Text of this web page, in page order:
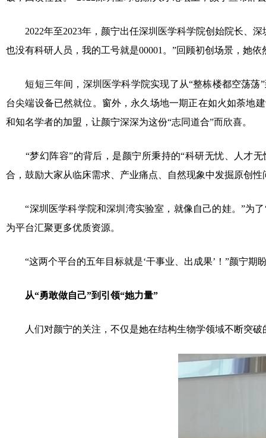
2022年至2023年，颜宁出任深圳医学科学院创始院长、
也没有科研人员，我的工号就是00001。”回顾初创场景，她依
短短三年间，深圳医学科学院实现了从“整栋楼都空荡
台尖端设备已然就位。窗外，永久场地一期正在如火如荼地
和知名学者的加盟，让颜宁深深为这份“志同道合”而欣喜。
“梦幻阵容”的背后，是颜宁所秉持的“科研无忧、人才
合，鼓励大家从临床需求、产业痛点、自然现象中发掘原创性
“深圳医学科学院和深圳湾实验室，就像自己的娃。”为
为平台汇聚更多优质资源。
“这两个平台的五年目标就是‘干事业、出成果’！”颜宁
从“勇敢做自己”到引领“她力量”
人们对颜宁的关注，不仅是她在结构生物学领域不断突